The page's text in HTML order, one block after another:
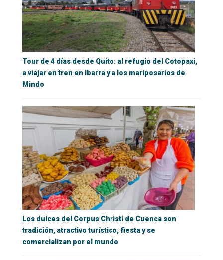
Tour de 4 días desde Quito: al refugio del Cotopaxi,
a viajar en tren en Ibarra y a los mariposarios de
Mindo
Los dulces del Corpus Christi de Cuenca son
tradición, atractivo turístico, fiesta y se
comercializan por el mundo